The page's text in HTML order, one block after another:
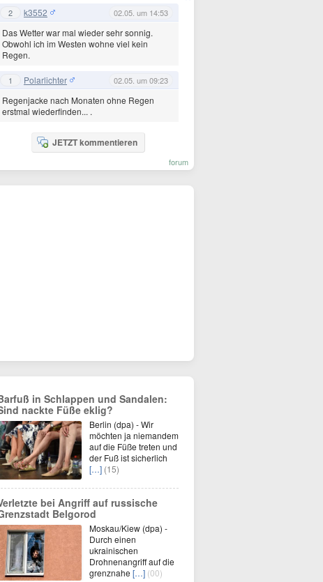
2 k3552 02.05. um 14:53
Das Wetter war mal wieder sehr sonnig.
Obwohl ich im Westen wohne viel kein
Regen.
1 Polarlichter 02.05. um 09:23
Regenjacke nach Monaten ohne Regen
erstmal wiederfinden... .
JETZT kommentieren
forum
in Schlappen und Sandalen:
nackte Füße eklig?
Berlin (dpa) - Wir
möchten ja niemandem
auf die Füße treten und
der Fuß ist sicherlich
[…] (15)
bei Angriff auf russische
Belgorod
Moskau/Kiew (dpa) -
Durch einen
ukrainischen
Drohnenangriff auf die
grenznahe […] (00)